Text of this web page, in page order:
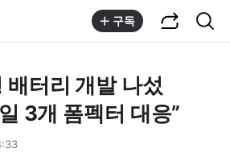
구독
배터리 개발 나섰
3개 폼펙터 대응”